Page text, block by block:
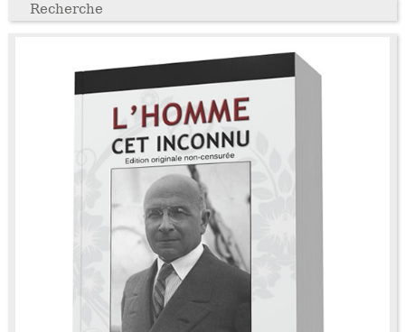
Recherche